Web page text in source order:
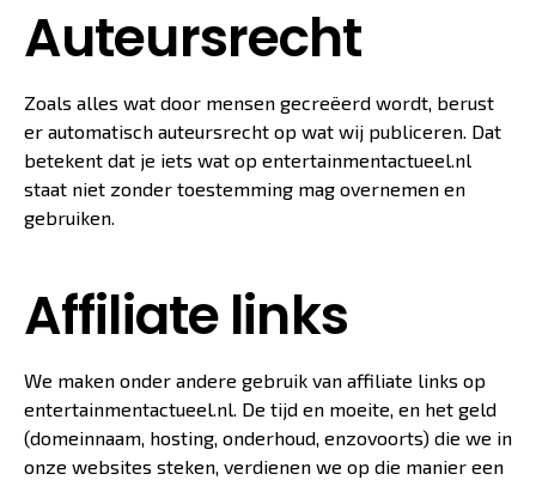
Auteursrecht
Zoals alles wat door mensen gecreëerd wordt, berust
er automatisch auteursrecht op wat wij publiceren. Dat
betekent dat je iets wat op entertainmentactueel.nl
staat niet zonder toestemming mag overnemen en
gebruiken.
Affiliate links
We maken onder andere gebruik van affiliate links op
entertainmentactueel.nl. De tijd en moeite, en het geld
(domeinnaam, hosting, onderhoud, enzovoorts) die we in
onze websites steken, verdienen we op die manier een